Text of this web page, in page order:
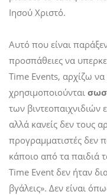
Ιησού Χριστό.
Αυτό που είναι
προσπάθειες να
Time Events, αρχίζω
χρησιμοποιούνται
των βιντεοπαιχνιδιών
αλλά κανείς δεν τους
προγραμματιστές δεν
κάποιο από τα παιδιά
Time Event δεν ήταν
βγάλεις». Δεν είναι